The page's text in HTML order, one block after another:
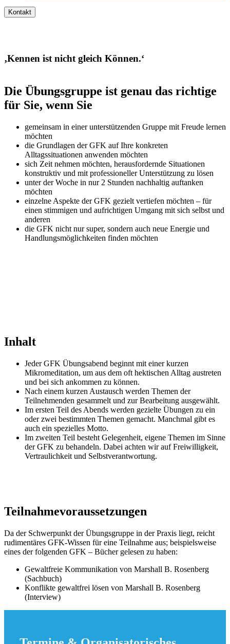
Kontakt
‚Kennen ist nicht gleich Können.‘
Die Übungsgruppe ist genau das richtige
für Sie, wenn Sie
gemeinsam in einer unterstützenden Gruppe mit Freude lernen
möchten
die Grundlagen der GFK auf Ihre konkreten
Alltagssituationen anwenden möchten
sich Zeit nehmen möchten, herausfordernde Situationen
konstruktiv und mit professioneller Unterstützung zu lösen
unter der Woche in nur 2 Stunden nachhaltig auftanken
möchten
einzelne Aspekte der GFK gezielt vertiefen möchten – für
einen stimmigen und aufrichtigen Umgang mit sich selbst und
anderen
die GFK nicht nur super, sondern auch neue Energie und
Handlungsmöglichkeiten finden möchten
Inhalt
Jeder GFK Übungsabend beginnt mit einer kurzen
Mikromeditation, um aus dem oft hektischen Alltag austreten
und bei sich ankommen zu können.
Nach einem kurzen Austausch werden Themen der
Teilnehmenden gesammelt und zur Bearbeitung ausgewählt.
Im ersten Teil des Abends werden gezielte Übungen zu ein
oder zwei bestimmten Themen gemacht. Manchmal gibt es
auch ein spezielles Motto.
Im zweiten Teil besteht Gelegenheit, eigene Themen im Sinne
der GFK zu behandeln. Dabei achten wir auf Freiwilligkeit,
Vertraulichkeit und Selbstverantwortung.
Teilnahmevoraussetzungen
Da der Schwerpunkt der Übungsgruppe in der Praxis liegt, reicht
rudimentäres GFK-Wissen für eine Teilnahme aus; beispielsweise
eines der folgenden GFK – Bücher gelesen zu haben:
Gewaltfreie Kommunikation von Marshall B. Rosenberg
(Sachbuch)
Konflikte gewaltfrei lösen von Marshall B. Rosenberg
(Interview)